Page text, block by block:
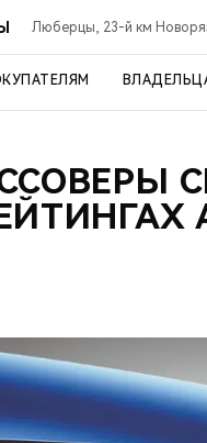
Люберцы, 23-й км